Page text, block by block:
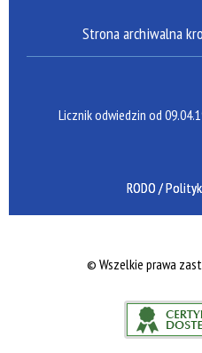
Strona archiwalna
Licznik odwiedzin od
RODO /
© Wszelkie prawa